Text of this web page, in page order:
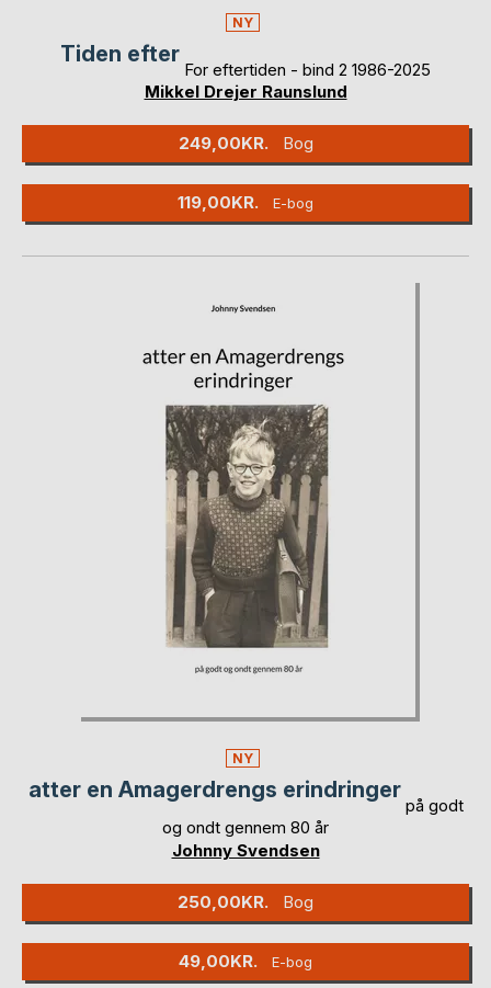
NY
Tiden efter
For eftertiden - bind 2 1986-2025
Mikkel Drejer Raunslund
249,00KR. Bog
119,00KR. E-bog
NY
atter en Amagerdrengs erindringer
på godt
og ondt gennem 80 år
Johnny Svendsen
250,00KR. Bog
49,00KR. E-bog